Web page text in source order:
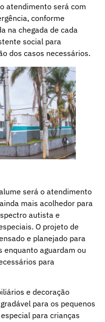
atendimento será com
conforme
na chegada de cada
social para
dos casos necessários.
será o atendimento
mais acolhedor para
autista e
O projeto de
e planejado para
enquanto aguardam ou
para
e decoração
para os pequenos
para crianças